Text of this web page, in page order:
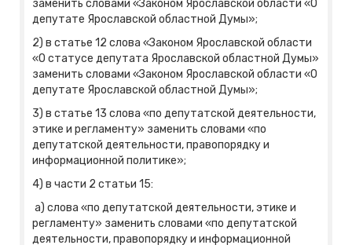
заменить словами «Законом Ярославской области «О
депутате Ярославской областной Думы»;
2) в статье 12 слова «Законом Ярославской области
«О статусе депутата Ярославской областной Думы»
заменить словами «Законом Ярославской области «О
депутате Ярославской областной Думы»;
3) в статье 13 слова «по депутатской деятельности,
этике и регламенту» заменить словами «по
депутатской деятельности, правопорядку и
информационной политике»;
4) в части 2 статьи 15:
а) слова «по депутатской деятельности, этике и
регламенту» заменить словами «по депутатской
деятельности, правопорядку и информационной